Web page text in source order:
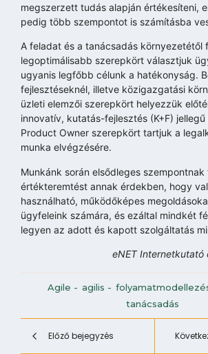
megszerzett tudás alapján értékesíteni,
pedig több szempontot is számításba
A feladat és a tanácsadás környezetétől
legoptimálisabb szerepkört választjuk
ugyanis legfőbb célunk a hatékonyság.
fejlesztéseknél, illetve közigazgatási
üzleti elemzői szerepkört helyezzük
innovatív, kutatás-fejlesztés (K+F)
Product Owner szerepkört tartjuk a
munka elvégzésére.
Munkánk során elsődleges
értékteremtést annak érdekben, hogy
használható, működőképes
ügyfeleink számára, és ezáltal mindkét
legyen az adott és kapott szolgáltatás
eNET Internetkutató
Agile - agilis -
tanácsadás
Előző bejegyzés